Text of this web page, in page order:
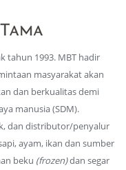
tahun 1993. MBT hadir
masyarakat akan
dan berkualitas demi
manusia (SDM).
dan distributor/penyalur
ayam, ikan dan sumber
beku (frozen)dan segar